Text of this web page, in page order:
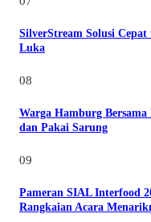
SilverStream Solusi
Luka
08
Warga Hamburg
dan Pakai Sarung
09
Pameran SIAL Interfood
Rangkaian Acara